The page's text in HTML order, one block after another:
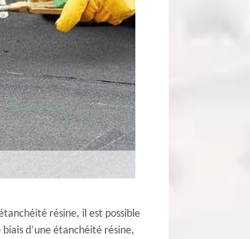
résine, il est possible
d’une étanchéité résine,